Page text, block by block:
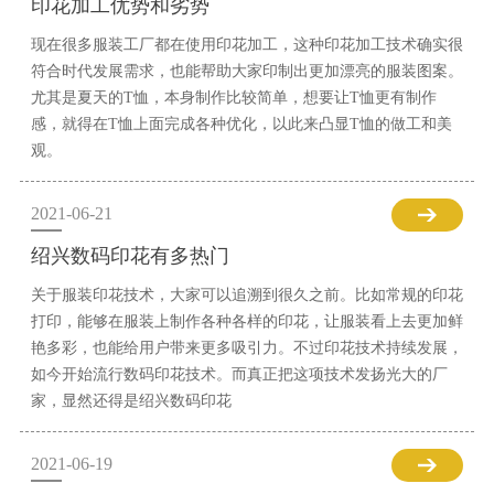
印花加工优势和劣势
现在很多服装工厂都在使用印花加工，这种印花加工技术确实很
符合时代发展需求，也能帮助大家印制出更加漂亮的服装图案。
尤其是夏天的T恤，本身制作比较简单，想要让T恤更有制作
感，就得在T恤上面完成各种优化，以此来凸显T恤的做工和美
观。
2021-06-21
绍兴数码印花有多热门
关于服装印花技术，大家可以追溯到很久之前。比如常规的印花
打印，能够在服装上制作各种各样的印花，让服装看上去更加鲜
艳多彩，也能给用户带来更多吸引力。不过印花技术持续发展，
如今开始流行数码印花技术。而真正把这项技术发扬光大的厂
家，显然还得是绍兴数码印花
2021-06-19